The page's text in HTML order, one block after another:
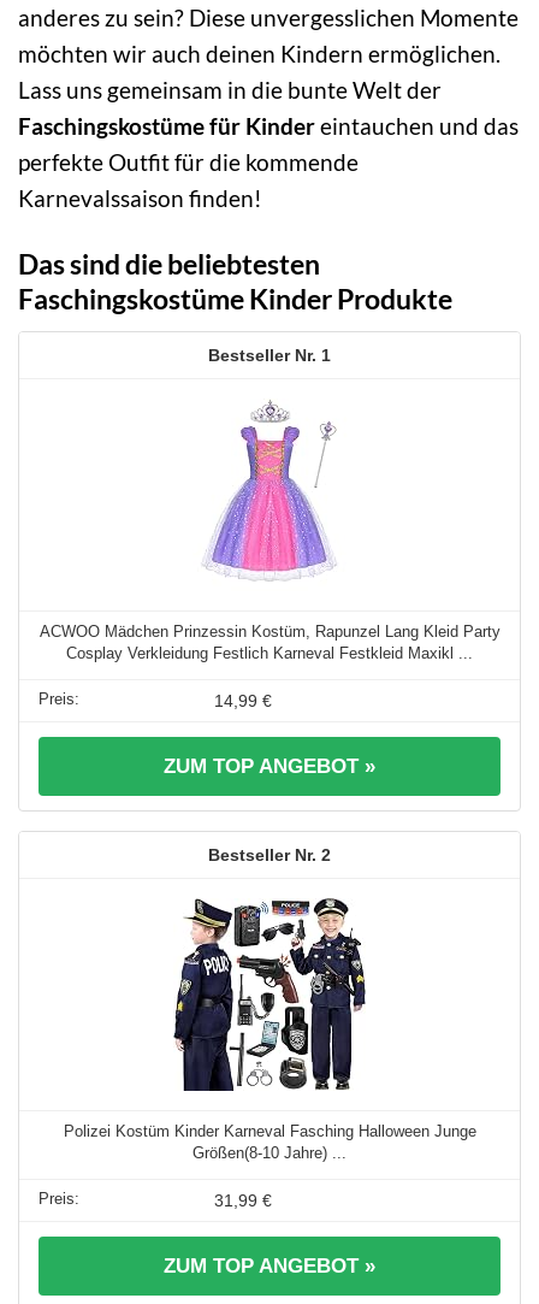
anderes zu sein? Diese unvergesslichen Momente
möchten wir auch deinen Kindern ermöglichen.
Lass uns gemeinsam in die bunte Welt der
Faschingskostüme für Kindereintauchen und das
perfekte Outfit für die kommende
Karnevalssaison finden!
Das sind die beliebtesten
Faschingskostüme Kinder Produkte
1
ACWOO Mädchen Prinzessin Kostüm, Rapunzel Lang Kleid Party
Cosplay Verkleidung Festlich Karneval Festkleid Maxikl ...
14,99 €
ZUM TOP ANGEBOT »
2
Polizei Kostüm Kinder Karneval Fasching Halloween Junge
Größen(8-10 Jahre) ...
31,99 €
ZUM TOP ANGEBOT »